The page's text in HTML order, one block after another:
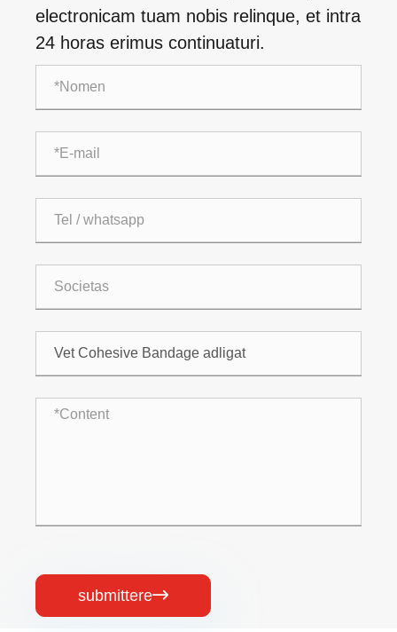
electronicam tuam nobis relinque, et intra
24 horas erimus continuaturi.
submittere